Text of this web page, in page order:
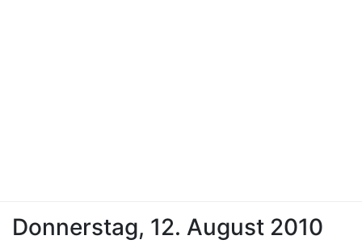
Donnerstag, 12. August 2010